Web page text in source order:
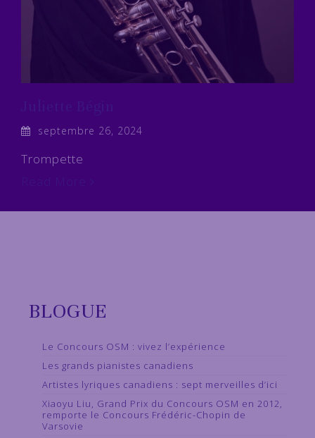
septembre 26, 2024
Trompette
BLOGUE
Le Concours OSM : vivez l’expérience
Les grands pianistes canadiens
Artistes lyriques canadiens : sept merveilles d’ici
Xiaoyu Liu, Grand Prix du Concours OSM en 2012,
remporte le Concours Frédéric-Chopin de
Varsovie